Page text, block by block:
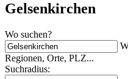
Gelsenkirchen
Wo suchen?
Regionen, Orte, PLZ...
Suchradius: